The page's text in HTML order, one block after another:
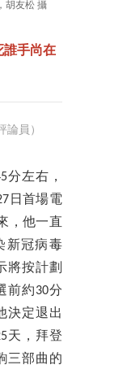
胡友松 攝
誰手尚在
員）
分左右，
日首場電
，他一直
新冠病毒
將按計劃
前約30分
決定退出
天，拜登
三部曲的